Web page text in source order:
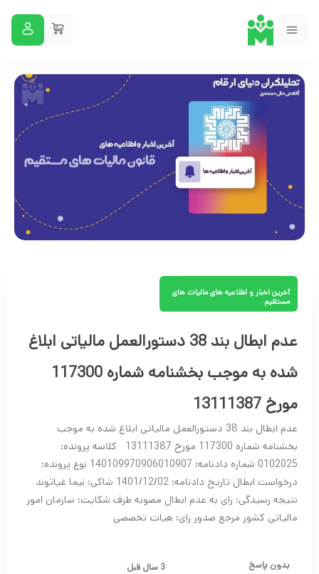
آخرین اخبار و اطلاعیه های مالیات های
مستقیم
عدم ابطال بند 38 دستورالعمل مالیاتی ابلاغ
شده به موجب بخشنامه شماره 117300
مورخ 13111387
عدم ابطال بند 38 دستورالعمل مالیاتی ابلاغ شده به موجب
بخشنامه شماره 117300 مورخ 13111387 کلاسه پرونده:
0102025 شماره دادنامه: 140109970906010907 نوع پرونده:
درخواست ابطال تاریخ دادنامه: 1401/12/02 شاکی: نیما غیاثوند
نتیجه رسیدگی: رای به عدم ابطال مصوبه طرف شکایت: سازمان امور
مالیاتی کشور مرجع صدور رای: هیات تخصصی
بدون پاسخ 3 سال قبل